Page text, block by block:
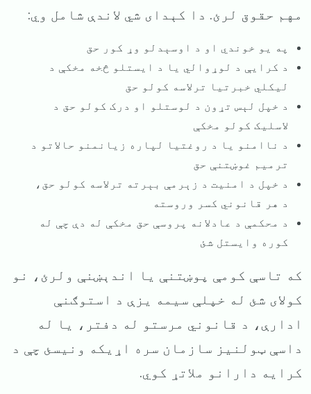
مهم حقوق لرئ. دا کېدای شي لاندې شامل وي:
په یو خوندي او د اوسېدلو وړ کور حق
د کرایې د لوړوالي یا د ایستلو څخه مخکې د
لیکلي خبرتیا ترلاسه کولو حق
د خپل لېس تړون د لوستلو او درک کولو حق د
لاسلیک کولو مخکې
د ناامنو یا د روغتیا لپاره زیانمنو حالاتو د
ترمیم غوښتنې حق
د خپل د امنیت د زېرمې بېرته ترلاسه کولو حق،
د هر قانوني کسر وروسته
د محکمې د عادلانه پروسې حق مخکې له دې چې له
کوره وایستل شئ
که تاسې کومې پوښتنې یا اندېښنې ولرئ، نو
کولای شئ له خپلې سیمه یزې د استوګنې
ادارې، د قانوني مرستو له دفتر، یا له
داسې ټولنیز سازمان سره اړیکه ونیسئ چې د
کرایه دارانو ملاتړ کوي.